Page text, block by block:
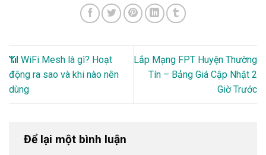
📶 WiFi Mesh là gì? Hoạt
động ra sao và khi nào nên
dùng
Lắp Mạng FPT Huyện Thường
Tín – Bảng Giá Cập Nhật 2
Giờ Trước
Để lại một bình luận